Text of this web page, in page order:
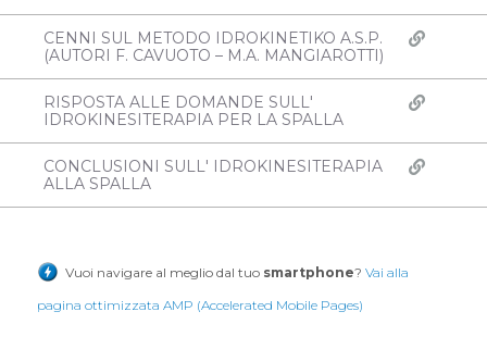
CENNI SUL METODO IDROKINETIKO A.S.P.
(AUTORI F. CAVUOTO – M.A. MANGIAROTTI)
RISPOSTA ALLE DOMANDE SULL'
IDROKINESITERAPIA PER LA SPALLA
CONCLUSIONI SULL' IDROKINESITERAPIA
ALLA SPALLA
Vuoi navigare al meglio dal tuo smartphone? Vai alla
pagina ottimizzata AMP (Accelerated Mobile Pages)